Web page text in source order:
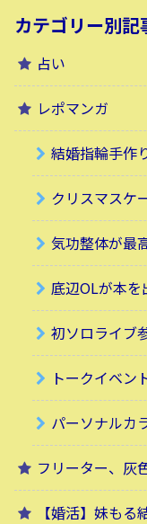
カテゴリー別記
占い
レポマンガ
結婚指輪手作
クリスマスケ
気功整体が最
底辺OLが本を
初ソロライブ
トークイベン
パーソナルカ
フリーター、灰
【婚活】妹も